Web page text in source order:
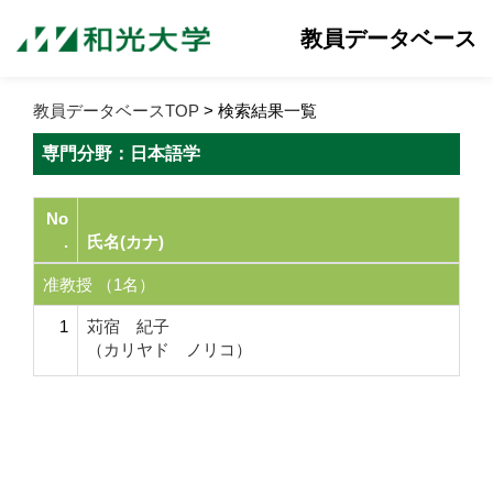
教員データベース
教員データベースTOP > 検索結果一覧
専門分野：日本語学
No
.
氏名(カナ)
准教授 （1名）
1
苅宿 紀子
（カリヤド ノリコ）